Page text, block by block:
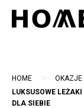
Skip
HOME > OKAZJE
LUKSUSOWE
DLA SIEBIE